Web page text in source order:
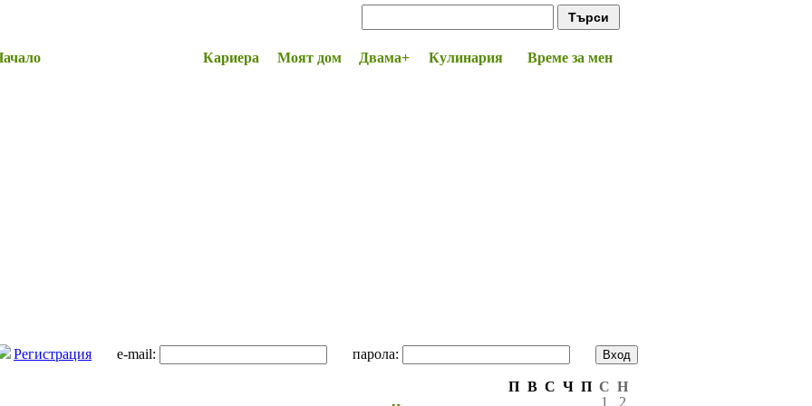
Кариера Моят дом Двама+ Кулинария Време за мен
Регистрация e-mail: парола:
П В С Ч П С Н
1
2